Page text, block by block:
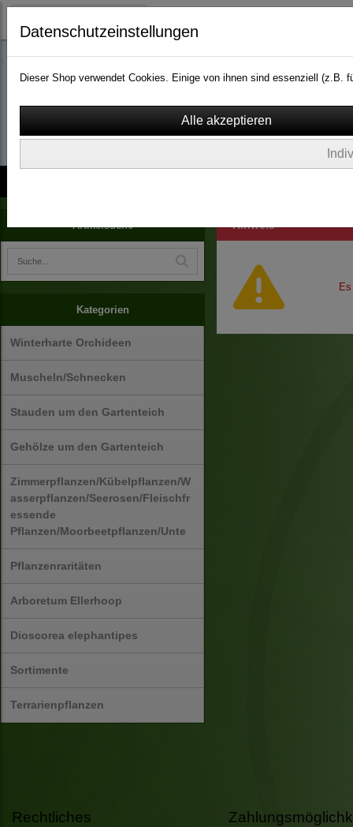
wassergarten-
Artikelsuche
Kategorien
Winterharte Orchideen
Muscheln/Schnecken
Stauden um den Gartenteich
Gehölze um den Gartenteich
Zimmerpflanzen/Kübelpflanzen/W
asserpflanzen/Seerosen/Fleischfr
essende
Pflanzen/Moorbeetpflanzen/Unte
Pflanzenraritäten
Arboretum Ellerhoop
Dioscorea elephantipes
Sortimente
Terrarienpflanzen
Hinweis
Rechtliches
Datenschutzeinstellungen
Dieser Shop verwendet Cookies. Einige von ihnen sind essenziell (z.B.